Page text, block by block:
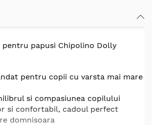
papusi Chipolino Dolly
pentru copii cu varsta mai mare
si compasiunea copilului
si confortabil, cadoul perfect
domnisoara